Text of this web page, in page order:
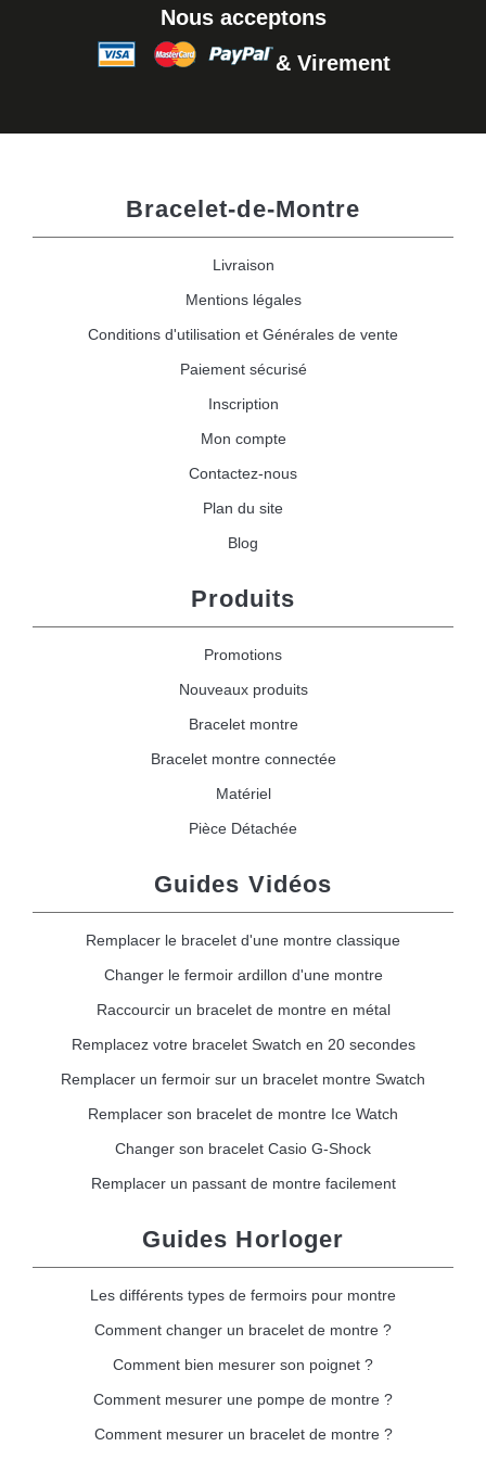
Nous acceptons
& Virement
Bracelet-de-Montre
Livraison
Mentions légales
Conditions d'utilisation et Générales de vente
Paiement sécurisé
Inscription
Mon compte
Contactez-nous
Plan du site
Blog
Produits
Promotions
Nouveaux produits
Bracelet montre
Bracelet montre connectée
Matériel
Pièce Détachée
Guides Vidéos
Remplacer le bracelet d'une montre classique
Changer le fermoir ardillon d'une montre
Raccourcir un bracelet de montre en métal
Remplacez votre bracelet Swatch en 20 secondes
Remplacer un fermoir sur un bracelet montre Swatch
Remplacer son bracelet de montre Ice Watch
Changer son bracelet Casio G-Shock
Remplacer un passant de montre facilement
Guides Horloger
Les différents types de fermoirs pour montre
Comment changer un bracelet de montre ?
Comment bien mesurer son poignet ?
Comment mesurer une pompe de montre ?
Comment mesurer un bracelet de montre ?